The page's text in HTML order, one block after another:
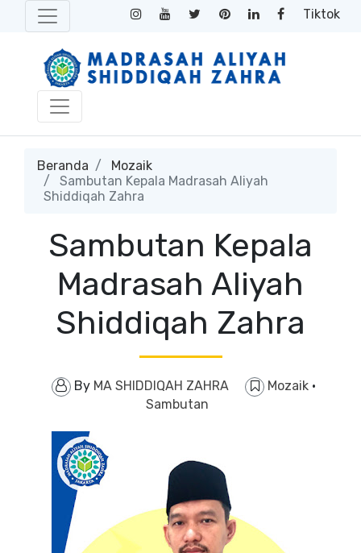
Tiktok
Beranda
Mozaik
Sambutan Kepala Madrasah Aliyah
Shiddiqah Zahra
Sambutan Kepala
Madrasah Aliyah
Shiddiqah Zahra
By MA SHIDDIQAH ZAHRA Mozaik ·
Sambutan